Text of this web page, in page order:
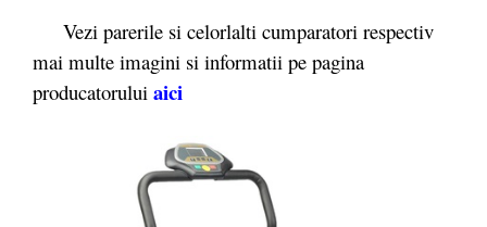
Vezi parerile si celorlalti cumparatori respectiv
mai multe imagini si informatii pe pagina
producatorului aici